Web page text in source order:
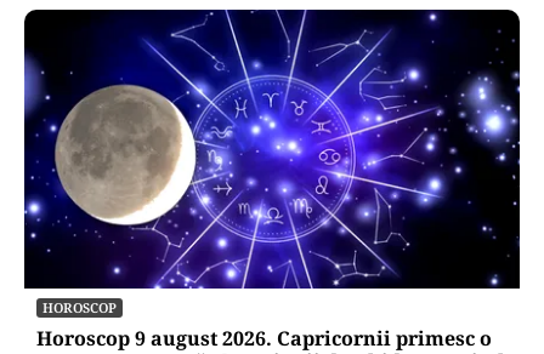
HOROSCOP
Horoscop 9 august 2026. Capricornii primesc o